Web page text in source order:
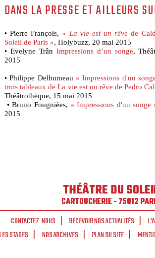
DANS LA PRESSE ET AILLEURS
• Pierre François, « La vie est un rêve de
Soleil de Paris », Holybuzz, 20 mai 2015
• Evelyne Trân Impressions d’un songe,
2015
• Philippe Delhumeau « Impressions d'un
trois tableaux de La vie est un rêve de Pedro
Théâtrothèque, 15 mai 2015
• Bruno Fougnièes, « Impressions d'un songe
2015
THÉÂTRE DU
CARTOUCHERIE - 75012
CONTACTEZ-NOUS
RECEVOIR NOS ACTUALITÉS
LES STAGES
NOS ARCHIVES PLAN DU SITE